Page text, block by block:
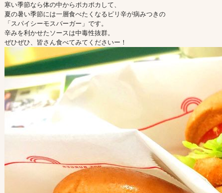
寒い季節なら体の中からポカポカして、
夏の暑い季節には一層食べたくなるピリ辛が病みつきの
「スパイシーモスバーガー」です。
辛みを利かせたソースは中毒性抜群。
ぜひぜひ、皆さん食べてみてくださいー！